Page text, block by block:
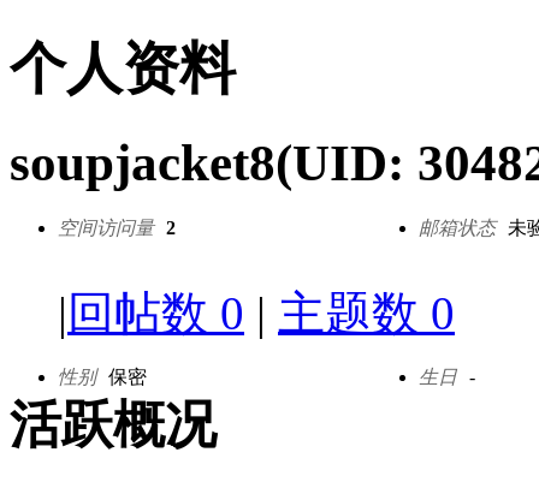
个人资料
soupjacket8(UID:
空间访问量 2 邮箱状态 未
| 回帖数 0 | 主题数 0
性别 保密 生日 -
活跃概况